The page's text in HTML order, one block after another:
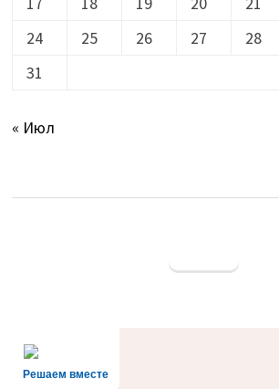
24
25 26 27 28
31
« Июл
Решаем вместе